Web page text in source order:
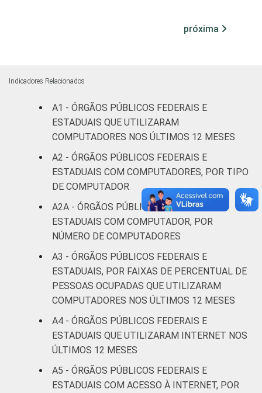
Pesquisa sobre o uso das tecnologias de
brasileiro - TIC Governo Eletrônico 2017
próxima
Indicadores Relacionados
A1 - ÓRGÃOS PÚBLICOS FEDERAIS E
ESTADUAIS QUE UTILIZARAM
COMPUTADORES NOS ÚLTIMOS 12 MESES
A2 - ÓRGÃOS PÚBLICOS FEDERAIS E
ESTADUAIS COM COMPUTADORES, POR TIPO
DE COMPUTADOR
A2A - ÓRGÃOS PÚBLICOS FEDERAIS E
ESTADUAIS COM COMPUTADOR, POR
NÚMERO DE COMPUTADORES
A3 - ÓRGÃOS PÚBLICOS FEDERAIS E
ESTADUAIS, POR FAIXAS DE PERCENTUAL DE
PESSOAS OCUPADAS QUE UTILIZARAM
COMPUTADORES NOS ÚLTIMOS 12 MESES
A4 - ÓRGÃOS PÚBLICOS FEDERAIS E
ESTADUAIS QUE UTILIZARAM INTERNET NOS
ÚLTIMOS 12 MESES
A5 - ÓRGÃOS PÚBLICOS FEDERAIS E
ESTADUAIS COM ACESSO À INTERNET, POR